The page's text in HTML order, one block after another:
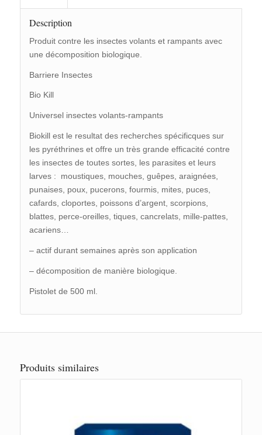
Description
Produit contre les insectes volants et rampants avec
une décomposition biologique.
Barriere Insectes
Bio Kill
Universel insectes volants-rampants
Biokill est le resultat des recherches spécificques sur
les pyréthrines et offre un très grande efficacité contre
les insectes de toutes sortes, les parasites et leurs
larves : moustiques, mouches, guêpes, araignées,
punaises, poux, pucerons, fourmis, mites, puces,
cafards, cloportes, poissons d’argent, scorpions,
blattes, perce-oreilles, tiques, cancrelats, mille-pattes,
acariens…
– actif durant semaines après son application
– décomposition de manière biologique.
Pistolet de 500 ml.
Produits similaires